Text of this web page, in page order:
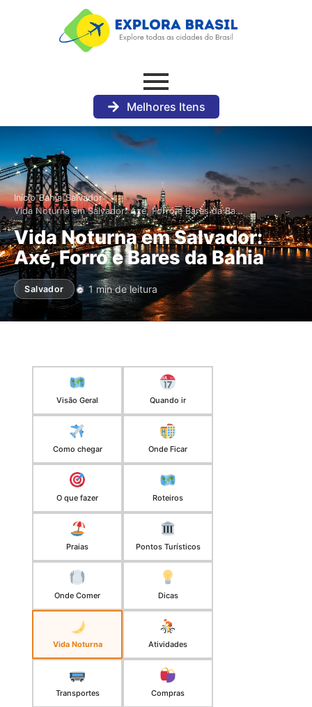
Melhores Itens
Início›Bahia›Salvador›
Vida Noturna em Salvador: Axé, Forró e Bares da Ba…
Vida Noturna em Salvador:
Axé, Forró e Bares da Bahia
Salvador 1 min de leitura
Visão Geral Quando ir
Como chegar Onde Ficar
O que fazer Roteiros
Praias Pontos Turísticos
Onde Comer Dicas
Vida Noturna Atividades
Transportes Compras